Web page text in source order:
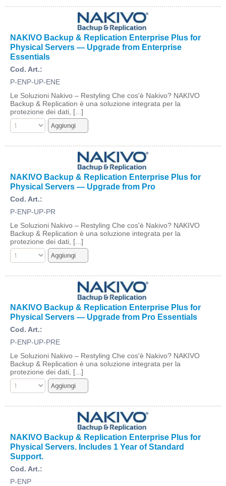
NAKIVO Backup & Replication Enterprise Plus for
Physical Servers — Upgrade from Enterprise
Essentials
Cod. Art.:
P-ENP-UP-ENE
Le Soluzioni Nakivo – Restyling Che cos'è Nakivo? NAKIVO
Backup & Replication è una soluzione integrata per la
protezione dei dati, [...]
NAKIVO Backup & Replication Enterprise Plus for
Physical Servers — Upgrade from Pro
Cod. Art.:
P-ENP-UP-PR
Le Soluzioni Nakivo – Restyling Che cos'è Nakivo? NAKIVO
Backup & Replication è una soluzione integrata per la
protezione dei dati, [...]
NAKIVO Backup & Replication Enterprise Plus for
Physical Servers — Upgrade from Pro Essentials
Cod. Art.:
P-ENP-UP-PRE
Le Soluzioni Nakivo – Restyling Che cos'è Nakivo? NAKIVO
Backup & Replication è una soluzione integrata per la
protezione dei dati, [...]
NAKIVO Backup & Replication Enterprise Plus for
Physical Servers. Includes 1 Year of Standard
Support.
Cod. Art.:
P-ENP